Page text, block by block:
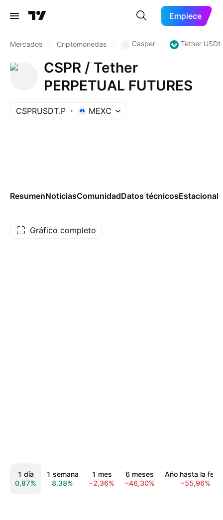
Empiece
Mercados Criptomonedas Casper Tether USDt
CSPR / Tether
PERPETUAL FUTURES
CSPRUSDT.P MEXC
ResumenNoticiasComunidadDatos técnicos
Gráfico completo
1 día
0,87%
1 semana
8,38%
1 mes
−2,36%
6 meses
−46,30%
Año hasta la
−55,96%